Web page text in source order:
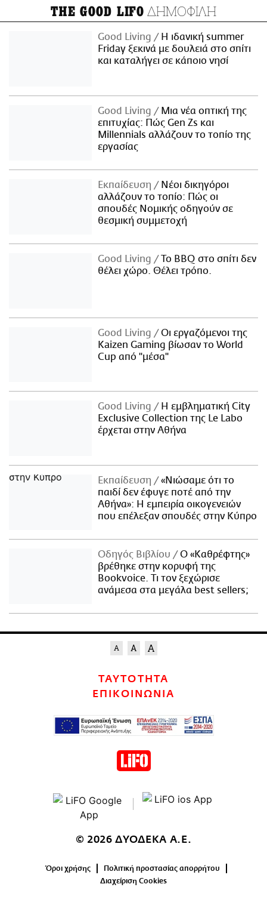
THE GOOD LIFO ΔΗΜΟΦΙΛΗ
Good Living
Η ιδανική summer
Friday ξεκινά με δουλειά στο σπίτι
και καταλήγει σε κάποιο νησί
Good Living
Μια νέα οπτική της
επιτυχίας: Πώς Gen Zs και
Millennials αλλάζουν το τοπίο της
εργασίας
Εκπαίδευση
Νέοι δικηγόροι
αλλάζουν το τοπίο: Πώς οι
σπουδές Νομικής οδηγούν σε
θεσμική συμμετοχή
Good Living
Το BBQ στο σπίτι δεν
θέλει χώρο. Θέλει τρόπο.
Good Living
Οι εργαζόμενοι της
Kaizen Gaming βίωσαν το World
Cup από "μέσα"
Good Living
Η εμβληματική City
Exclusive Collection της Le Labo
έρχεται στην Αθήνα
Εκπαίδευση
«Νιώσαμε ότι το
παιδί δεν έφυγε ποτέ από την
Αθήνα»: Η εμπειρία οικογενειών
που επέλεξαν σπουδές στην Κύπρο
Οδηγός Βιβλίου
Ο «Καθρέφτης»
βρέθηκε στην κορυφή της
Bookvoice. Τι τον ξεχώρισε
ανάμεσα στα μεγάλα best sellers;
ΤΑΥΤΟΤΗΤΑ
ΕΠΙΚΟΙΝΩΝΙΑ
© 2026 ΔΥΟΔΕΚΑ Α.Ε.
Όροι χρήσης
Πολιτική προστασίας απορρήτου
Διαχείριση Cookies